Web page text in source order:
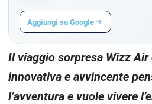
Aggiungi su Google
Il viaggio sorpresa Wizz
innovativa e avvincente
l’avventura e vuole vivere